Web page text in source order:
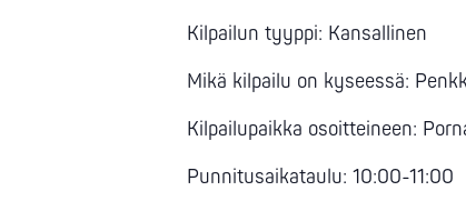
Kilpailun tyyppi: Kansallinen
Mikä kilpailu on kyseessä:
Kilpailupaikka osoitteineen:
Punnitusaikataulu: 10:00-11:00